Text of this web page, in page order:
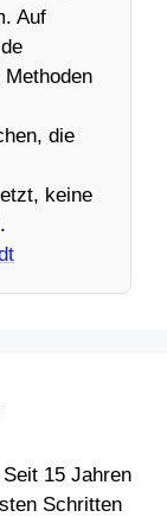
Auf
die
keine
15 Jahren
Schritten